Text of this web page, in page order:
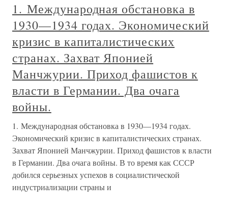
1. Международная обстановка в
1930—1934 годах. Экономический
кризис в капиталистических
странах. Захват Японией
Манчжурии. Приход фашистов к
власти в Германии. Два очага
войны.
1. Международная обстановка в 1930—1934 годах.
Экономический кризис в капиталистических странах.
Захват Японией Манчжурии. Приход фашистов к власти
в Германии. Два очага войны. В то время как СССР
добился серьезных успехов в социалистической
индустриализации страны и